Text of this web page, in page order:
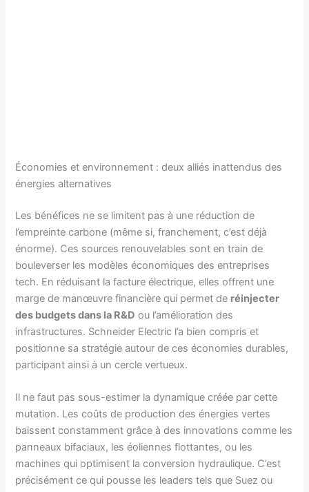
Économies et environnement : deux alliés inattendus des
énergies alternatives
Les bénéfices ne se limitent pas à une réduction de
l’empreinte carbone (même si, franchement, c’est déjà
énorme). Ces sources renouvelables sont en train de
bouleverser les modèles économiques des entreprises
tech. En réduisant la facture électrique, elles offrent une
marge de manœuvre financière qui permet de réinjecter
des budgets dans la R&D ou l’amélioration des
infrastructures. Schneider Electric l’a bien compris et
positionne sa stratégie autour de ces économies durables,
participant ainsi à un cercle vertueux.
Il ne faut pas sous-estimer la dynamique créée par cette
mutation. Les coûts de production des énergies vertes
baissent constamment grâce à des innovations comme les
panneaux bifaciaux, les éoliennes flottantes, ou les
machines qui optimisent la conversion hydraulique. C’est
précisément ce qui pousse les leaders tels que Suez ou